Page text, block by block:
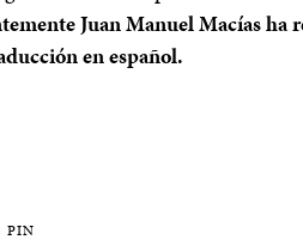
Juan Manuel Macías ha
en español.
PIN